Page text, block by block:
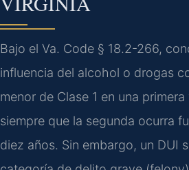
Bajo el Va. Code § 18.2-266,
influencia del alcohol o drogas
menor de Clase 1 en una
siempre que la segunda ocurra
diez años. Sin embargo, un DUI